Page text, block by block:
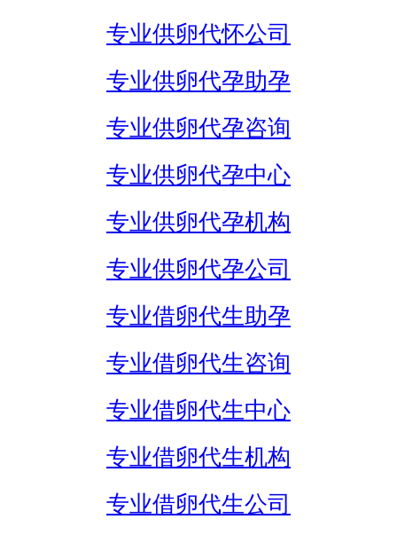
专业供卵代怀公司
专业供卵代孕助孕
专业供卵代孕咨询
专业供卵代孕中心
专业供卵代孕机构
专业供卵代孕公司
专业借卵代生助孕
专业借卵代生咨询
专业借卵代生中心
专业借卵代生机构
专业借卵代生公司